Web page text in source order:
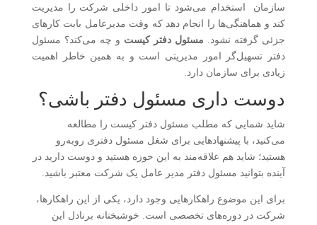
سازمان استخدام می‌شود تا امور داخلی شرکت را مدیریت
کند و هماهنگی‌ها را انجام دهد که وقت مدیرعامل بابت کارهای
جزئی گرفته نشود. مسئول دفتر کیست و چه می‌کند؟ مسئول
دفتر تسهیل‌گر امور مدیریتی است و به همین خاطر اهمیت
زیادی برای سازمان دارد.
دوست داری مسئول دفتر باشی؟
شاید شمایی که مطلب مسئول دفتر کیست را مطالعه
می‌کنید، با پیشنهادهایی برای شغل مسئول دفتری روبه‌رو
هستید؛ شاید هم علاقه‌مند به این حوزه هستید و دوست دارید در
آینده بتوانید مسئول دفتر مدیر عامل یک شرکت معتبر باشید.
برای این موضوع راهکارهایی وجود دارد، یکی از این راهکارها،
شرکت در دوره‌های تخصصی است. خوشبختانه برنادل این